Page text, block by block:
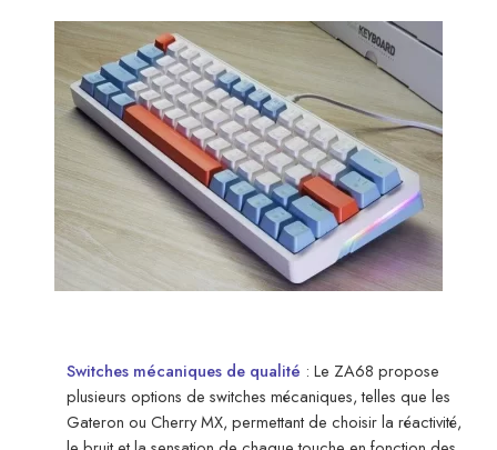
Switches mécaniques de qualité : Le ZA68 propose
plusieurs options de switches mécaniques, telles que les
Gateron ou Cherry MX, permettant de choisir la réactivité,